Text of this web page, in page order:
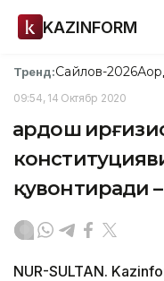
KAZINFORM
Тренд:Сайлов-2026
09:54, 14 Октябр 2020
Қардош
қувонтиради
NUR-SULTAN.